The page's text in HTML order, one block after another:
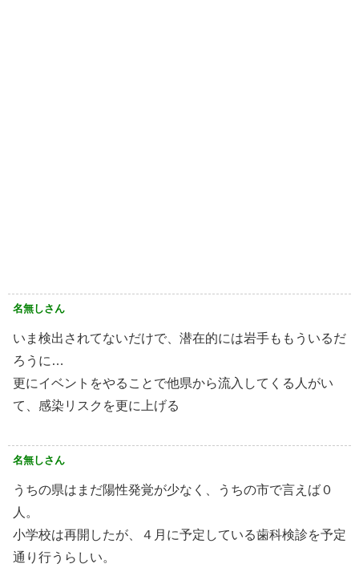
名無しさん
いま検出されてないだけで、潜在的には岩手ももういるだ
ろうに…
更にイベントをやることで他県から流入してくる人がい
て、感染リスクを更に上げる
名無しさん
うちの県はまだ陽性発覚が少なく、うちの市で言えば０
人。
小学校は再開したが、４月に予定している歯科検診を予定
通り行うらしい。